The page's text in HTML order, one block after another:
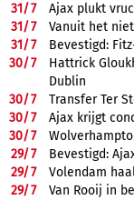
31/7
Ajax plukt
31/7
Vanuit het
31/7
Bevestigd:
30/7
Hattrick
Dublin
30/7
Transfer Ter
30/7
Ajax krijgt
30/7
29/7
Bevestigd:
29/7
Volendam
29/7
Van Rooij in